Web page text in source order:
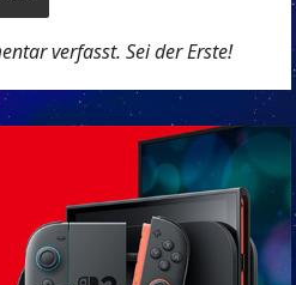
verfasst. Sei der Erste!